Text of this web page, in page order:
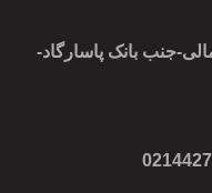
جنب بانک پاسارگاد-